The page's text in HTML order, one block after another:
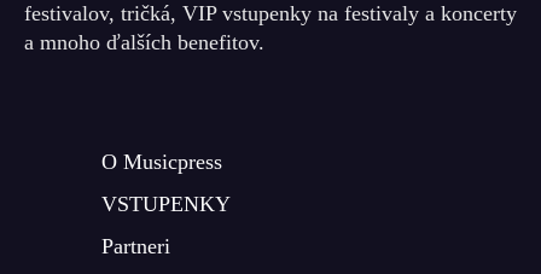
festivalov, tričká, VIP vstupenky na festivaly a koncerty
a mnoho ďalších benefitov.
O Musicpress
VSTUPENKY
Partneri